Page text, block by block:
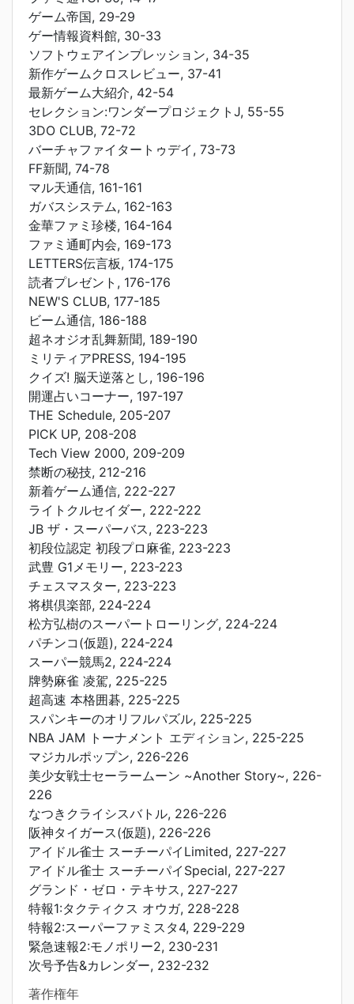
ゲーム帝国, 29-29
ゲー情報資料館, 30-33
ソフトウェアインプレッション, 34-35
新作ゲームクロスレビュー, 37-41
最新ゲーム大紹介, 42-54
セレクション:ワンダープロジェクトJ, 55-55
3DO CLUB, 72-72
バーチャファイタートゥデイ, 73-73
FF新聞, 74-78
マル天通信, 161-161
ガバスシステム, 162-163
金華ファミ珍楼, 164-164
ファミ通町内会, 169-173
LETTERS伝言板, 174-175
読者プレゼント, 176-176
NEW'S CLUB, 177-185
ビーム通信, 186-188
超ネオジオ乱舞新聞, 189-190
ミリティアPRESS, 194-195
クイズ! 脳天逆落とし, 196-196
開運占いコーナー, 197-197
THE Schedule, 205-207
PICK UP, 208-208
Tech View 2000, 209-209
禁断の秘技, 212-216
新着ゲーム通信, 222-227
ライトクルセイダー, 222-222
JB ザ・スーパーバス, 223-223
初段位認定 初段プロ麻雀, 223-223
武豊 G1メモリー, 223-223
チェスマスター, 223-223
将棋倶楽部, 224-224
松方弘樹のスーパートローリング, 224-224
パチンコ(仮題), 224-224
スーパー競馬2, 224-224
牌勢麻雀 凌駕, 225-225
超高速 本格囲碁, 225-225
スパンキーのオリフルパズル, 225-225
NBA JAM トーナメント エディション, 225-225
マジカルポップン, 226-226
美少女戦士セーラームーン ~Another Story~, 226-
226
なつきクライシスバトル, 226-226
阪神タイガース(仮題), 226-226
アイドル雀士 スーチーパイLimited, 227-227
アイドル雀士 スーチーパイSpecial, 227-227
グランド・ゼロ・テキサス, 227-227
特報1:タクティクス オウガ, 228-228
特報2:スーパーファミスタ4, 229-229
緊急速報2:モノポリー2, 230-231
次号予告&カレンダー, 232-232
著作権年